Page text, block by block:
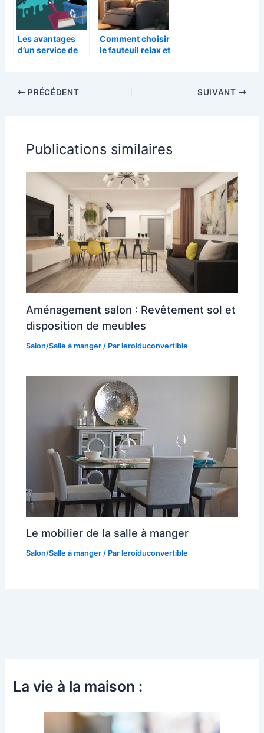
Les avantages
d’un service de
Comment choisir
le fauteuil relax et
PRÉCÉDENT SUIVANT
Publications similaires
Aménagement salon : Revêtement sol et
disposition de meubles
Salon/Salle à manger / Parleroiduconvertible
Le mobilier de la salle à manger
Salon/Salle à manger / Parleroiduconvertible
La vie à la maison :